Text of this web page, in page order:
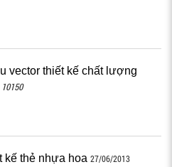
vector thiết kế chất lượng
10150
kế thẻ nhựa hoa 27/06/2013